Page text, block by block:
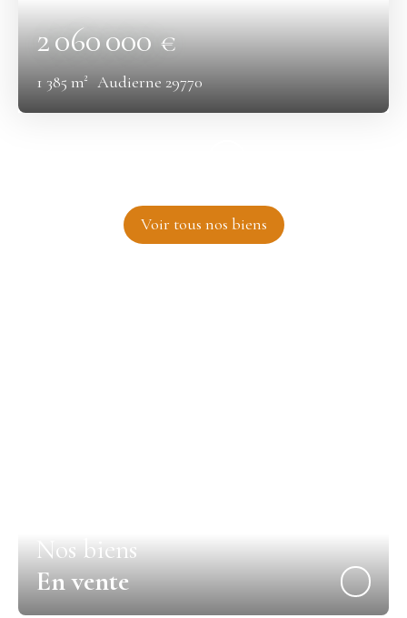
2 060 000€
1 385 m² Audierne 29770
Voir tous nos biens
Nos biens
En vente